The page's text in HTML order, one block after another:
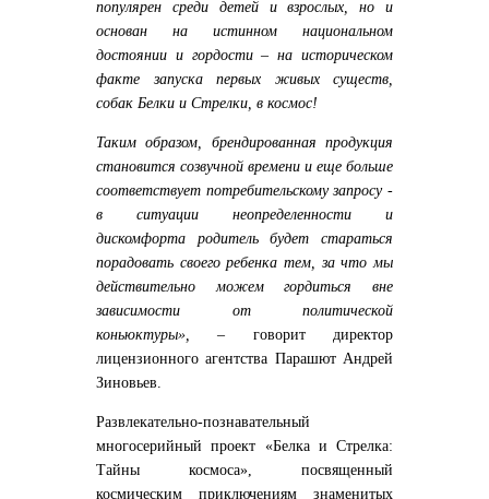
популярен среди детей и взрослых, но и
основан на истинном национальном
достоянии и гордости – на историческом
факте запуска первых живых существ,
собак Белки и Стрелки, в космос!
Таким образом, брендированная продукция
становится созвучной времени и еще больше
соответствует потребительскому запросу -
в ситуации неопределенности и
дискомфорта родитель будет стараться
порадовать своего ребенка тем, за что мы
действительно можем гордиться вне
зависимости от политической
коньюктуры»,
– говорит директор
лицензионного агентства Парашют Андрей
Зиновьев
Развлекательно-познавательный
многосерийный проект «Белка и Стрелка:
Тайны космоса», посвященный
космическим приключениям знаменитых